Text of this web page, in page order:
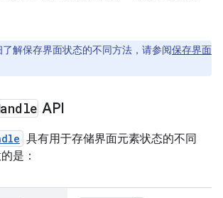
了解保存界面状态的不同方法，请参阅保存界面
API
具有用于存储界面元素状态的不同
是：